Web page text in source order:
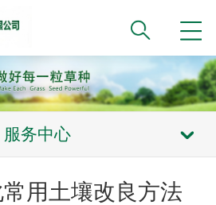
服务中心
用土壤改良方法